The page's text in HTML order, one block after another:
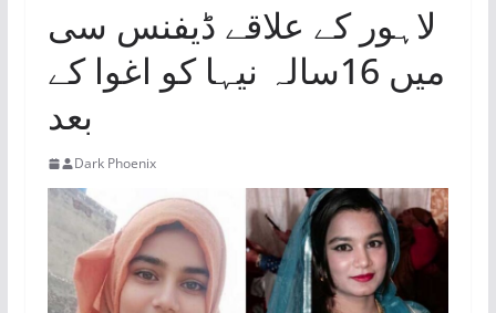
لاہور کے علاقے ڈیفنس سی
میں 16سالہ نیہا کو اغوا کے
بعد
Dark Phoenix